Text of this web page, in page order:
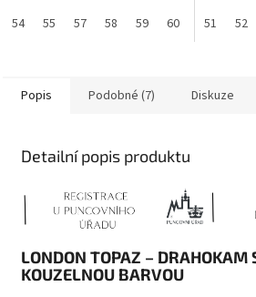
54
55 57 58 59 60
51
52
Popis Podobné (7) Diskuze
Detailní popis produktu
LONDON TOPAZ –
KOUZELNOU BARVOU